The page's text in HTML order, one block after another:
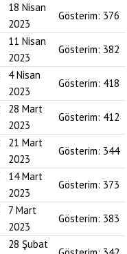
18 Nisan
2023
Gösterim: 376
11 Nisan
2023
Gösterim: 382
4 Nisan
2023
Gösterim: 418
28 Mart
2023
Gösterim: 412
21 Mart
2023
Gösterim: 344
14 Mart
2023
Gösterim: 373
7 Mart
2023
Gösterim: 383
28 Şubat